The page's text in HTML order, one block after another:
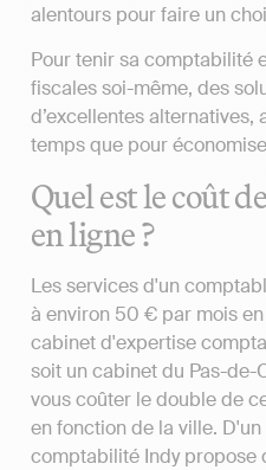
alentours pour faire un
Pour tenir sa comptabilité
fiscales soi-même, des
d’excellentes
temps que pour
Quel est le coût
en ligne ?
Les services d'un
à environ 50 € par mois
cabinet d'expertise
soit un cabinet du Pas-
vous coûter le double de
en fonction de la ville.
comptabilité Indy propose